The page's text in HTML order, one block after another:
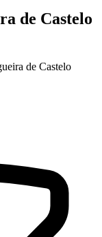
de Castelo
de Castelo